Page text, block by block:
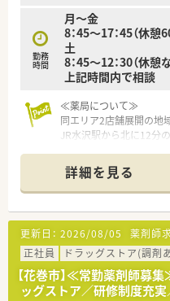
勤務
時間
月～金
8：45～17：45（休憩
土
8：45～12：30（休憩
上記時間内で相談
≪薬局について≫
同エリア2店舗展開の地
JR水沢駅から北に12分
詳細を見る
更新日： 2026/08/05 薬剤師
正社員
ドラッグストア(調剤
【花巻市】≪常勤薬剤師募
ッグストア／研修制度充